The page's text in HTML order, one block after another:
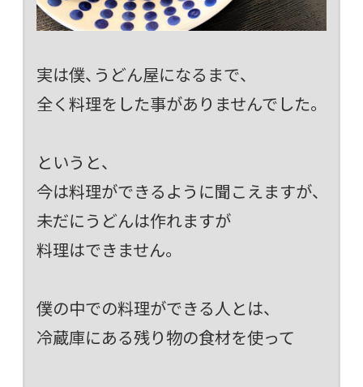
実は僕、うどん屋になるまで、
全く料理をした事がありませんでした。
というと、
今は料理ができるように聞こえますが、
未だにうどんは作れますが
料理はできません。
僕の中での料理ができる人とは、
冷蔵庫にある残り物の食材を使って